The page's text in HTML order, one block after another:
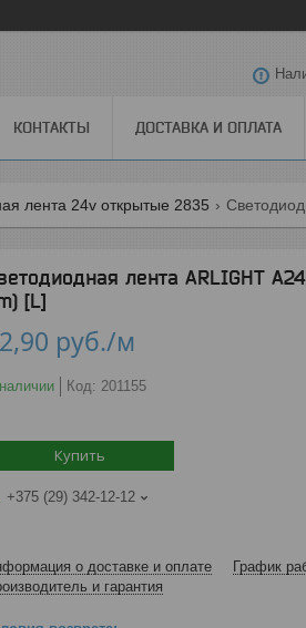
КОНТАКТЫ ДОСТАВКА И ОПЛАТА
лента 24v открытые 2835
лента ARLIGHT
[L]
руб./м
Код: 201155
Купить
+375 (29) 342-12-12
о доставке и оплате График
и гарантия